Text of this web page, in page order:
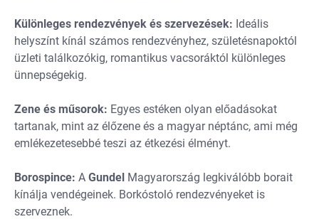
Különleges rendezvények és szervezések: Ideális
helyszínt kínál számos rendezvényhez, születésnapoktól
üzleti találkozókig, romantikus vacsoráktól különleges
ünnepségekig.
Zene és műsorok: Egyes estéken olyan előadásokat
tartanak, mint az élőzene és a magyar néptánc, ami még
emlékezetesebbé teszi az étkezési élményt.
Borospince: A Gundel Magyarország legkiválóbb borait
kínálja vendégeinek. Borkóstoló rendezvényeket is
szerveznek.